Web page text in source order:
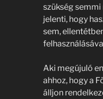
szükség
jelenti, hogy
sem,
Aki megújuló
ahhoz, hogy a
álljon